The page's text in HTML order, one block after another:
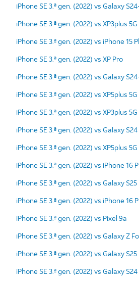
iPhone SE 3.ª gen. (2022) vs Galaxy
iPhone SE 3.ª gen. (2022) vs XP3plus 5G
iPhone SE 3.ª gen. (2022) vs iPhone 15
iPhone SE 3.ª gen. (2022) vs XP Pro
iPhone SE 3.ª gen. (2022) vs Galaxy
iPhone SE 3.ª gen. (2022) vs XP5plus
iPhone SE 3.ª gen. (2022) vs XP3plus
iPhone SE 3.ª gen. (2022) vs Galaxy S24
iPhone SE 3.ª gen. (2022) vs XP5plus
iPhone SE 3.ª gen. (2022) vs iPhone 16
iPhone SE 3.ª gen. (2022) vs Galaxy S25
iPhone SE 3.ª gen. (2022) vs iPhone 16
iPhone SE 3.ª gen. (2022) vs Pixel 9a
iPhone SE 3.ª gen. (2022) vs Galaxy Z
iPhone SE 3.ª gen. (2022) vs Galaxy
iPhone SE 3.ª gen. (2022) vs Galaxy